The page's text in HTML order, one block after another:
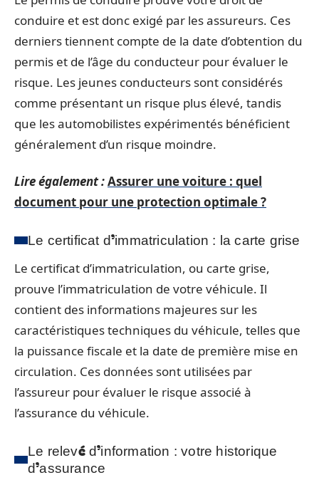
conduire et est donc exigé par les assureurs. Ces
derniers tiennent compte de la date d’obtention du
permis et de l’âge du conducteur pour évaluer le
risque. Les jeunes conducteurs sont considérés
comme présentant un risque plus élevé, tandis
que les automobilistes expérimentés bénéficient
généralement d’un risque moindre.
Lire également :Assurer une voiture : quel
document pour une protection optimale ?
Le certificat d’immatriculation : la carte grise
Le certificat d’immatriculation, ou carte grise,
prouve l’immatriculation de votre véhicule. Il
contient des informations majeures sur les
caractéristiques techniques du véhicule, telles que
la puissance fiscale et la date de première mise en
circulation. Ces données sont utilisées par
l’assureur pour évaluer le risque associé à
l’assurance du véhicule.
Le relevé d’information : votre historique
d’assurance